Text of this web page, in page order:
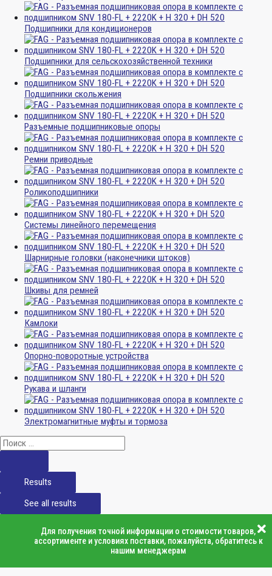
Подшипники для кондиционеров
Подшипники для сельскохозяйственной техники
Подшипники скольжения
Разъемные подшипниковые опоры
Ремни приводные
Роликоподшипники
Системы линейного перемещения
Шарнирные головки (наконечники штоков)
Шкивы для ремней
Камлоки
Опорно-поворотные устройства
Рукава и шланги
Электромагнитные муфты и тормоза
Results
See all results
Для получения точной информации о стоимости товаров,
ассортименте и условиях поставки, пожалуйста, обратитесь к
нашим менеджерам